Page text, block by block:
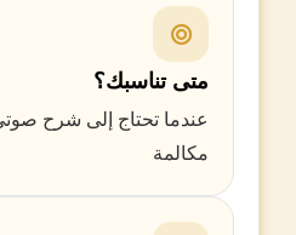
متى تناسبك؟
عندما تحتاج إلى شرح
مكالمة